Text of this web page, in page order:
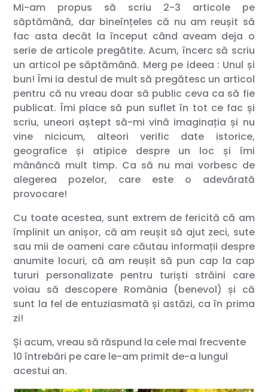
Mi-am propus să scriu 2-3 articole pe
săptămână, dar bineînțeles că nu am reușit să
fac asta decât la început când aveam deja o
serie de articole pregătite. Acum, încerc să scriu
un articol pe săptămână. Merg pe ideea : Unul și
bun! Îmi ia destul de mult să pregătesc un articol
pentru că nu vreau doar să public ceva ca să fie
publicat. Îmi place să pun suflet în tot ce fac și
scriu, uneori aștept să-mi vină imaginația și nu
vine nicicum, alteori verific date istorice,
geografice și atipice despre un loc și îmi
mânăncă mult timp. Ca să nu mai vorbesc de
alegerea pozelor, care este o adevărată
provocare!
Cu toate acestea, sunt extrem de fericită că am
împlinit un anișor, că am reușit să ajut zeci, sute
sau mii de oameni care căutau informații despre
anumite locuri, că am reușit să pun cap la cap
tururi personalizate pentru turiști străini care
voiau să descopere România (benevol) și că
sunt la fel de entuziasmată și astăzi, ca în prima
zi!
Și acum, vreau să răspund la cele mai frecvente
10 întrebări pe care le-am primit de-a lungul
acestui an.